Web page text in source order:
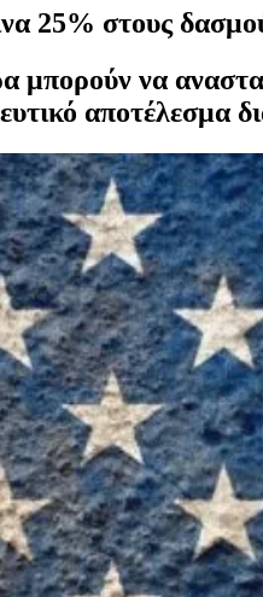
25% στους
μπορούν να
αποτέλεσμα